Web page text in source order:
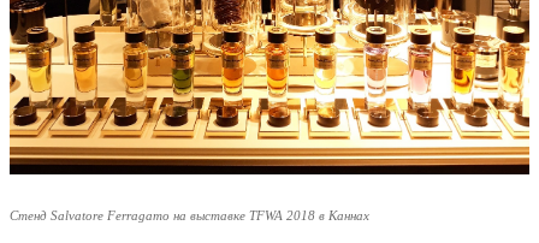
Стенд Salvatore Ferragamo на выставке ТFWA 2018 в Каннах